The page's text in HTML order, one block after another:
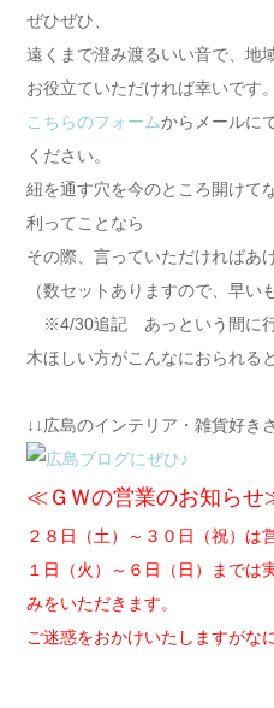
ぜひぜひ、
遠くまで澄み渡るいい音で、地
お役立ていただければ幸いです。
こちらのフォームからメールに
ください。
紐を通す穴を今のところ開けて
利ってことなら
その際、言っていただければあ
（数セットありますので、早い
※4/30追記 あっという間に行
木ほしい方がこんなにおられる
↓↓広島のインテリア・雑貨好き
≪ＧＷの営業のお知ら
２８日（土）～３０日（祝）は
１日（火）～６日（日）までは
みをいただきます。
ご迷惑をおかけいたしますがな